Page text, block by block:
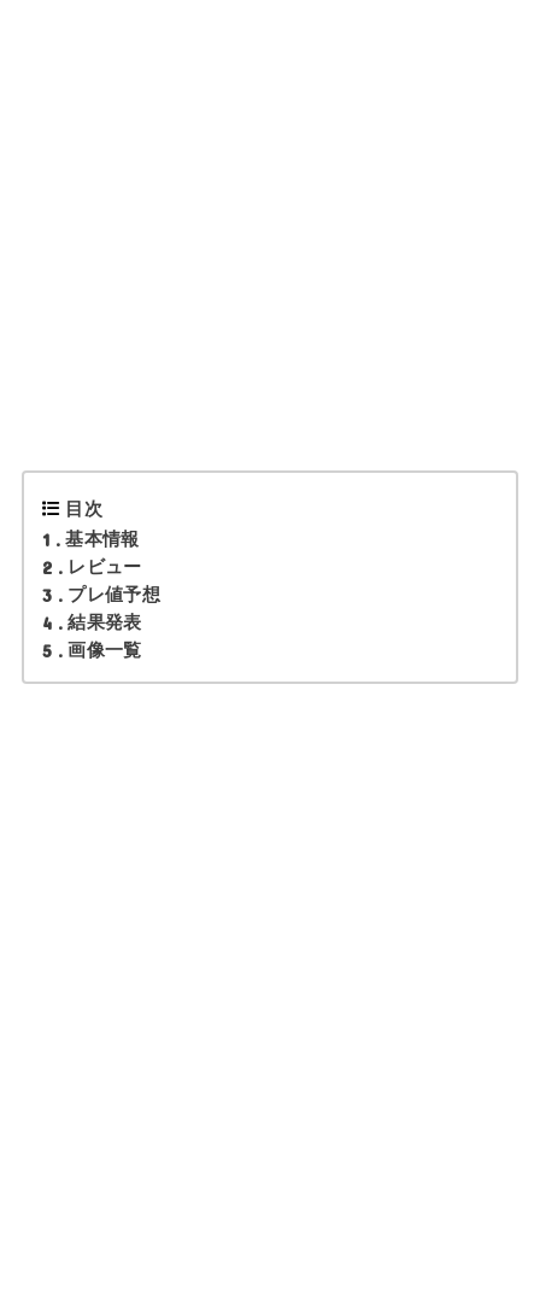
目次
1
基本情報
2 レビュー
3 プレ値予想
4 結果発表
5 画像一覧